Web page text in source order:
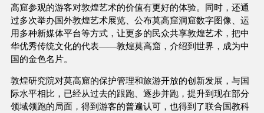
高窟参观的游客对敦煌艺术的价值有更好的体验。同时，还通
过多次举办国外敦煌艺术展览、公布莫高窟洞窟数字图像、运
用多种新媒体平台等方式，让更多的民众共享敦煌艺术，把中
华优秀传统文化的代表——敦煌莫高窟，介绍到世界，成为中
国的金色名片。
敦煌研究院对莫高窟的保护管理和旅游开放的创新发展，与国
际水平相比，已经从过去的跟跑、逐步并跑，提升到现在部分
领域领跑的局面，得到游客的普遍认可，也得到了联合国教科